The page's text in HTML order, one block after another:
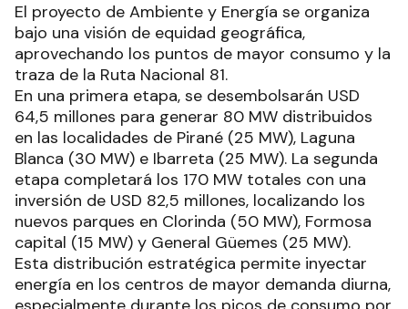
El proyecto de Ambiente y Energía se organiza
bajo una visión de equidad geográfica,
aprovechando los puntos de mayor consumo y la
traza de la Ruta Nacional 81.
En una primera etapa, se desembolsarán USD
64,5 millones para generar 80 MW distribuidos
en las localidades de Pirané (25 MW), Laguna
Blanca (30 MW) e Ibarreta (25 MW). La segunda
etapa completará los 170 MW totales con una
inversión de USD 82,5 millones, localizando los
nuevos parques en Clorinda (50 MW), Formosa
capital (15 MW) y General Güemes (25 MW).
Esta distribución estratégica permite inyectar
energía en los centros de mayor demanda diurna,